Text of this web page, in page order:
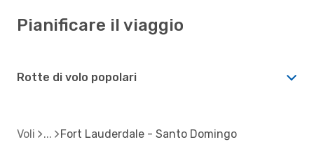
Pianificare il viaggio
Rotte di volo popolari
Voli Fort Lauderdale - Santo Domingo